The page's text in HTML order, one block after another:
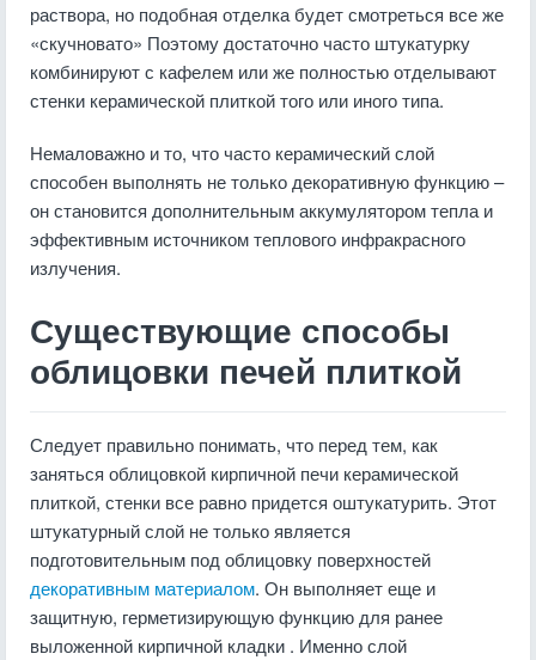
раствора, но подобная отделка будет смотреться все же
«скучновато» Поэтому достаточно часто штукатурку
комбинируют с кафелем или же полностью отделывают
стенки керамической плиткой того или иного типа.
Немаловажно и то, что часто керамический слой
способен выполнять не только декоративную функцию –
он становится дополнительным аккумулятором тепла и
эффективным источником теплового инфракрасного
излучения.
Существующие способы
облицовки печей плиткой
Следует правильно понимать, что перед тем, как
заняться облицовкой кирпичной печи керамической
плиткой, стенки все равно придется оштукатурить. Этот
штукатурный слой не только является
подготовительным под облицовку поверхностей
декоративным материалом. Он выполняет еще и
защитную, герметизирующую функцию для ранее
выложенной кирпичной кладки . Именно слой